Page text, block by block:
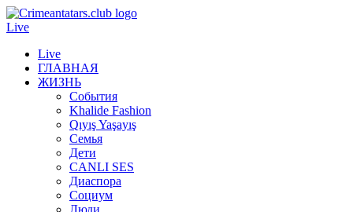
Live
Live
ГЛАВНАЯ
ЖИЗНЬ
События
Khalide Fashion
Qıyış Yaşayış
Семья
Дети
CANLI SES
Диаспора
Социум
Люди